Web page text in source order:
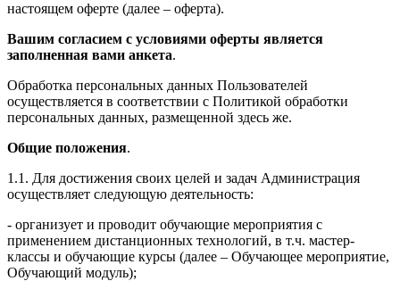
настоящем оферте (далее – оферта).
Вашим согласием с условиями оферты является
заполненная вами анкета.
Обработка персональных данных Пользователей
осуществляется в соответствии с Политикой обработки
персональных данных, размещенной здесь же.
Общие положения.
1.1. Для достижения своих целей и задач Администрация
осуществляет следующую деятельность:
- организует и проводит обучающие мероприятия с
применением дистанционных технологий, в т.ч. мастер-
классы и обучающие курсы (далее – Обучающее мероприятие,
Обучающий модуль);